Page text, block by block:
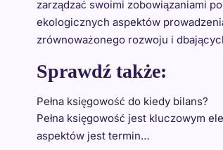
zarządzać swoimi zobowiązaniami
ekologicznych aspektów
zrównoważonego rozwoju i
Sprawdź także:
Pełna księgowość do kiedy bilans?
Pełna księgowość jest kluczowym
aspektów jest termin…